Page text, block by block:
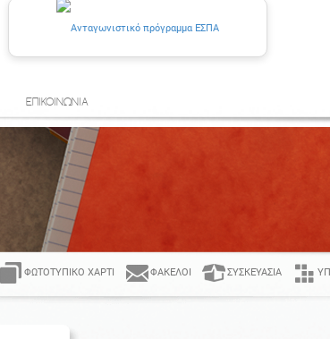
ΕΠΙΚΟΙΝΩΝΙΑ
ΦΩΤΟΤΥΠΙΚΌ ΧΑΡΤΊ ΦΆΚΕΛΟΙ ΣΥΣΚΕΥΑΣΊΑ